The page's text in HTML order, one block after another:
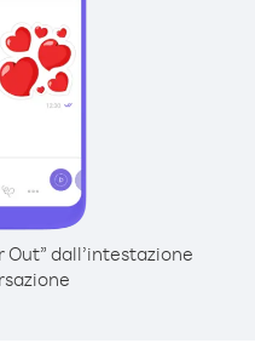
dall’intestazione